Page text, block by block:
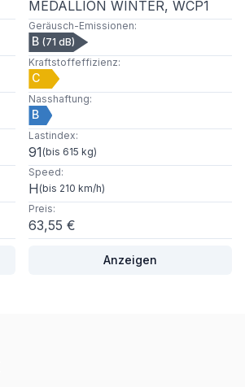
MEDALLION WINTER, WCP1
Geräusch-Emissionen:
B (71 dB)
Kraftstoffeffizienz:
C
Nasshaftung:
B
Lastindex:
91(bis 615 kg)
Speed:
H (bis 210 km/h)
Preis:
63,55 €
Anzeigen